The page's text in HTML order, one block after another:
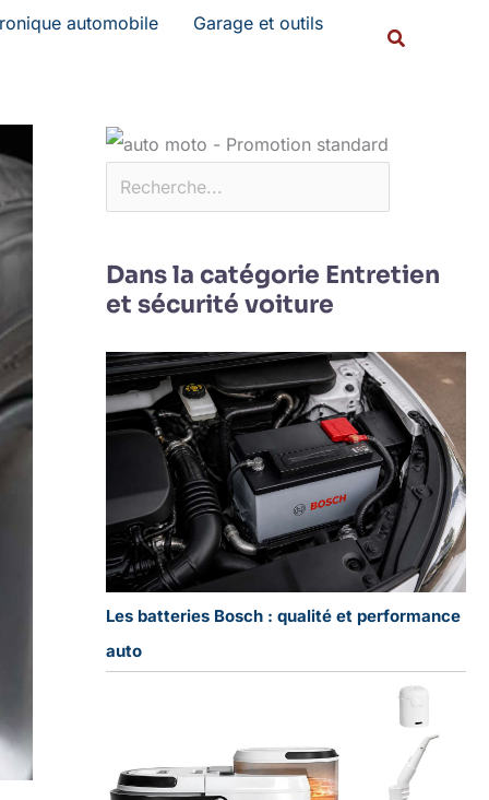
automobile Garage et outils
Rechercher
Dans la catégorie Entretien
et sécurité voiture
Les batteries Bosch : qualité et performance
auto